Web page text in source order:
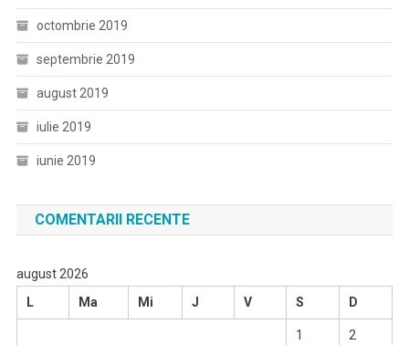
octombrie 2019
septembrie 2019
august 2019
iulie 2019
iunie 2019
COMENTARII RECENTE
august 2026
L
Ma Mi J V S D
1 2